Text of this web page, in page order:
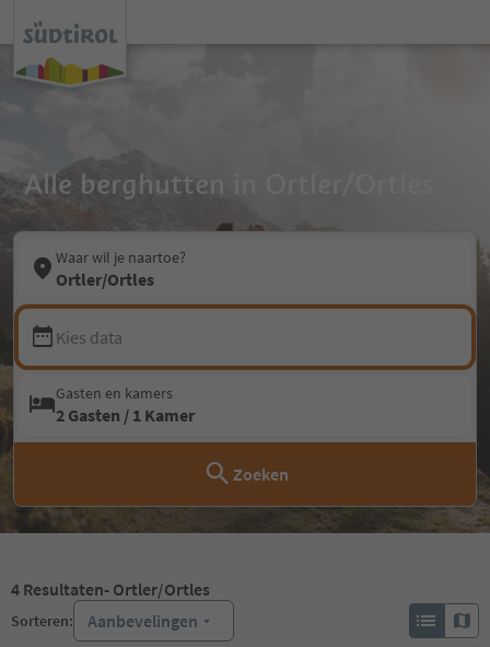
Alle berghutten in Ortler/Ortles
Waar wil je naartoe?
Ortler/Ortles
Kies data
Gasten en kamers
2 Gasten / 1 Kamer
Zoeken
4 Resultaten- Ortler/Ortles
Sorteren: Aanbevelingen